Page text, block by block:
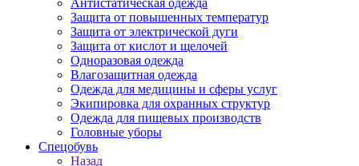
Антистатическая одежда
Защита от повышенных температур
Защита от электрической дуги
Защита от кислот и щелочей
Одноразовая одежда
Влагозащитная одежда
Одежда для медицины и сферы услуг
Экипировка для охранных структур
Одежда для пищевых производств
Головные уборы
Спецобувь
Назад